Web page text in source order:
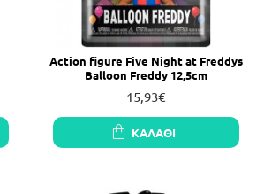
Action figure Five Night at Freddys
Balloon Freddy 12,5cm
15,93€
ΚΑΛΆΘΙ